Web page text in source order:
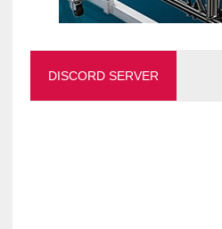
DISCORD SERVER